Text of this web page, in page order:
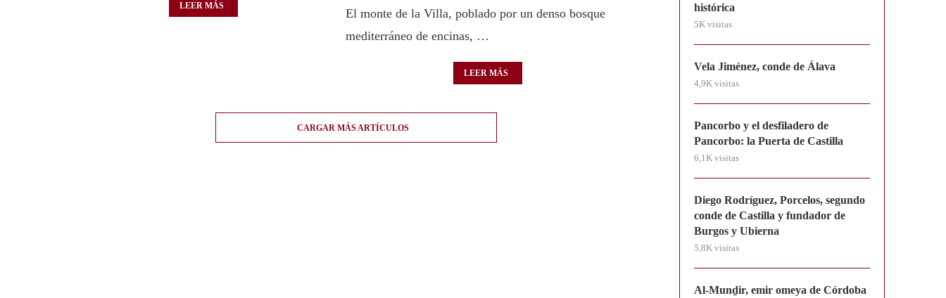
LEER MÁS
El monte de la Villa, poblado por un denso bosque
mediterráneo de encinas, …
LEER MÁS
CARGAR MÁS ARTÍCULOS
histórica
5K visitas
Vela Jiménez, conde de Álava
4,9K visitas
Pancorbo y el desfiladero de
Pancorbo: la Puerta de Castilla
6,1K visitas
Diego Rodríguez, Porcelos, segundo
conde de Castilla y fundador de
Burgos y Ubierna
5,8K visitas
Al-Munḏir, emir omeya de Córdoba